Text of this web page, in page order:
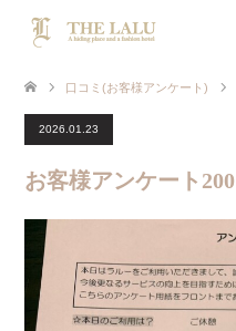
口コミ(お客様アンケート)
2026.01.23
お客様アンケート200